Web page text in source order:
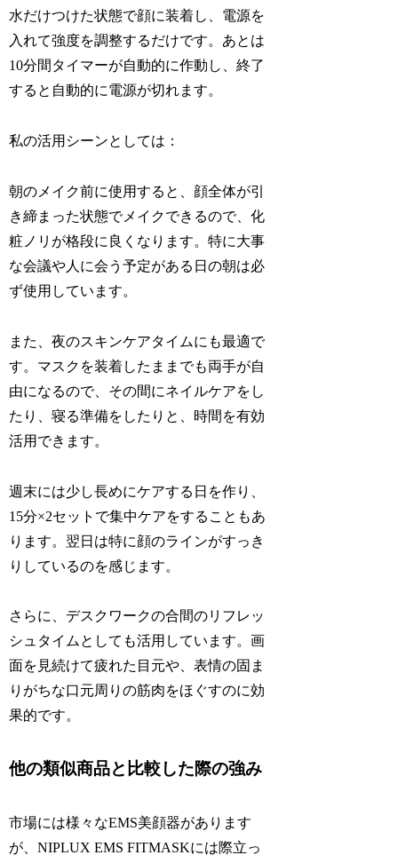
水だけつけた状態で顔に装着し、電源を
入れて強度を調整するだけです。あとは
10分間タイマーが自動的に作動し、終了
すると自動的に電源が切れます。
私の活用シーンとしては：
朝のメイク前に使用すると、顔全体が引
き締まった状態でメイクできるので、化
粧ノリが格段に良くなります。特に大事
な会議や人に会う予定がある日の朝は必
ず使用しています。
また、夜のスキンケアタイムにも最適で
す。マスクを装着したままでも両手が自
由になるので、その間にネイルケアをし
たり、寝る準備をしたりと、時間を有効
活用できます。
週末には少し長めにケアする日を作り、
15分×2セットで集中ケアをすることもあ
ります。翌日は特に顔のラインがすっき
りしているのを感じます。
さらに、デスクワークの合間のリフレッ
シュタイムとしても活用しています。画
面を見続けて疲れた目元や、表情の固ま
りがちな口元周りの筋肉をほぐすのに効
果的です。
他の類似商品と比較した際の強み
市場には様々なEMS美顔器があります
が、NIPLUX EMS FITMASKには際立っ